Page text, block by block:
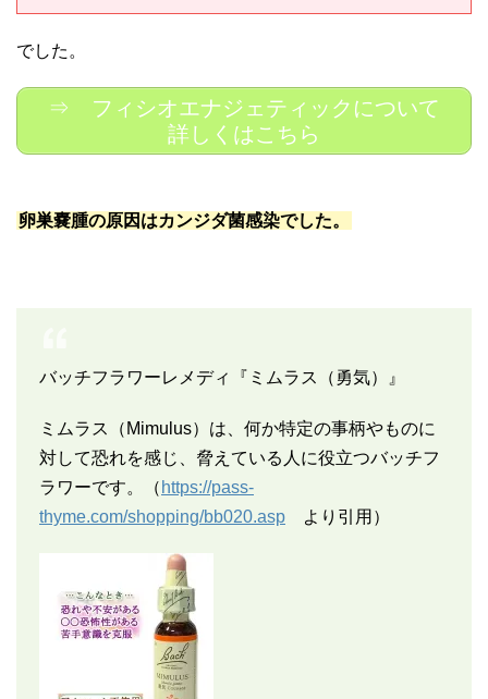
でした。
⇒ フィシオエナジェティックについて
詳しくはこちら
卵巣嚢腫の原因はカンジダ菌感染でした。
バッチフラワーレメディ『ミムラス（勇気）』
ミムラス（Mimulus）は、何か特定の事柄やものに
対して恐れを感じ、脅えている人に役立つバッチフ
ラワーです。（ https://pass-
thyme.com/shopping/bb020.asp より引用）